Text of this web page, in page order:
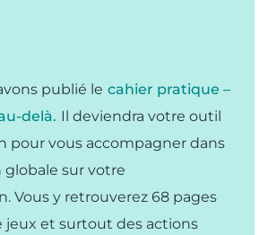
publié le cahier pratique –
delà. Il deviendra votre outil
pour vous accompagner dans
sur votre
Vous y retrouverez 68 pages
jeux et surtout des actions